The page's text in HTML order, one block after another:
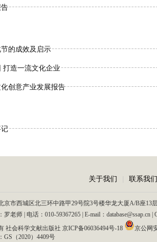
的成效及启示
打造一流文化企业
创意产业发展报告
关于我们 联系我们
京市西城区北三环中路甲29号院3号楼华龙大厦A/B座13
罗老师 | 电话：010-59367265 | E-mail：database@ssap.cn
社会科学文献出版社 京ICP备06036494号-18
京公网
GS（2020）4409号